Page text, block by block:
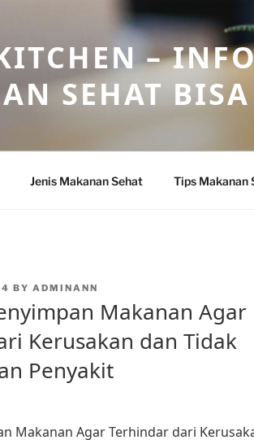
–
SEHAT
Jenis Makanan Sehat Tips Makanan
BY ADMINANN
Makanan Agar
Kerusakan dan Tidak
Penyakit
Makanan Agar Terhindar dari